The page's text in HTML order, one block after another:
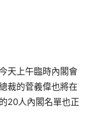
天上午臨時內閣會
裁的菅義偉也將在
20人內閣名單也正